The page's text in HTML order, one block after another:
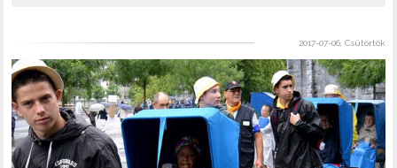
2017-07-06, Csütörtök